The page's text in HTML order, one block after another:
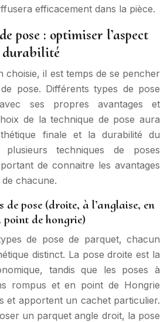
efficacement dans la pièce.
pose : optimiser l’aspect
durabilité
choisie, il est temps de se pencher
pose. Différents types de pose
ses propres avantages et
de la technique de pose aura
finale et la durabilité du
techniques de poses
de connaitre les avantages
chacune.
de pose (droite, à l’anglaise, en
de hongrie)
de pose de parquet, chacun
distinct. La pose droite est la
tandis que les poses à
rompus et en point de Hongrie
et apportent un cachet particulier.
un parquet angle droit, la pose